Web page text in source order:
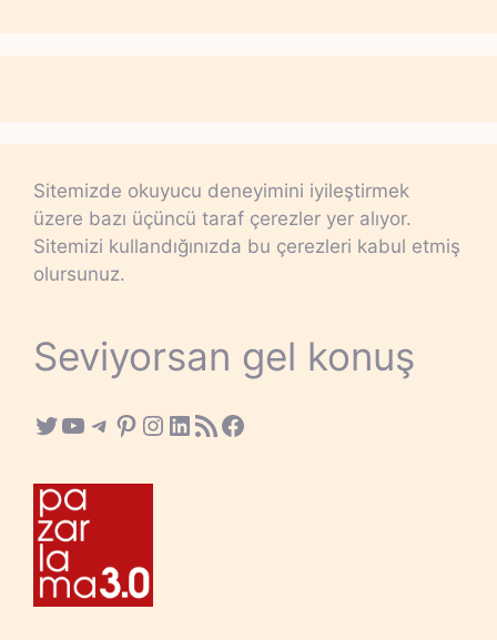
Sitemizde okuyucu deneyimini iyileştirmek
üzere bazı üçüncü taraf çerezler yer alıyor.
Sitemizi kullandığınızda bu çerezleri kabul etmiş
olursunuz.
Seviyorsan gel konuş
Twitter
YouTube
Telegram
Pinterest
Instagram
LinkedIn
RSS FeedFacebook